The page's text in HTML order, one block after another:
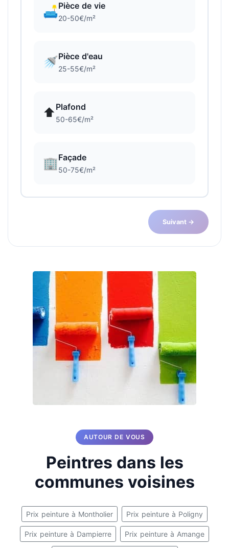
🛋️Pièce de vie
20-50€/m²
🚿Pièce d'eau
25-55€/m²
⬆️ Plafond
50-65€/m²
🏢Façade
50-75€/m²
Suivant →
AUTOUR DE VOUS
Peintres dans les
communes voisines
Prix peinture à Montholier Prix peinture à Poligny
Prix peinture à Dampierre Prix peinture à Amange